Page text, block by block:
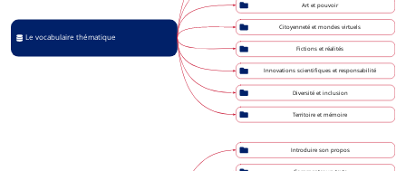
Le vocabulaire thématique
Art et pouvoir
Citoyenneté et mondes virtuels
Fictions et réalités
Innovations scientifiques et responsabilité
Diversité et inclusion
Territoire et mémoire
Introduire son propos